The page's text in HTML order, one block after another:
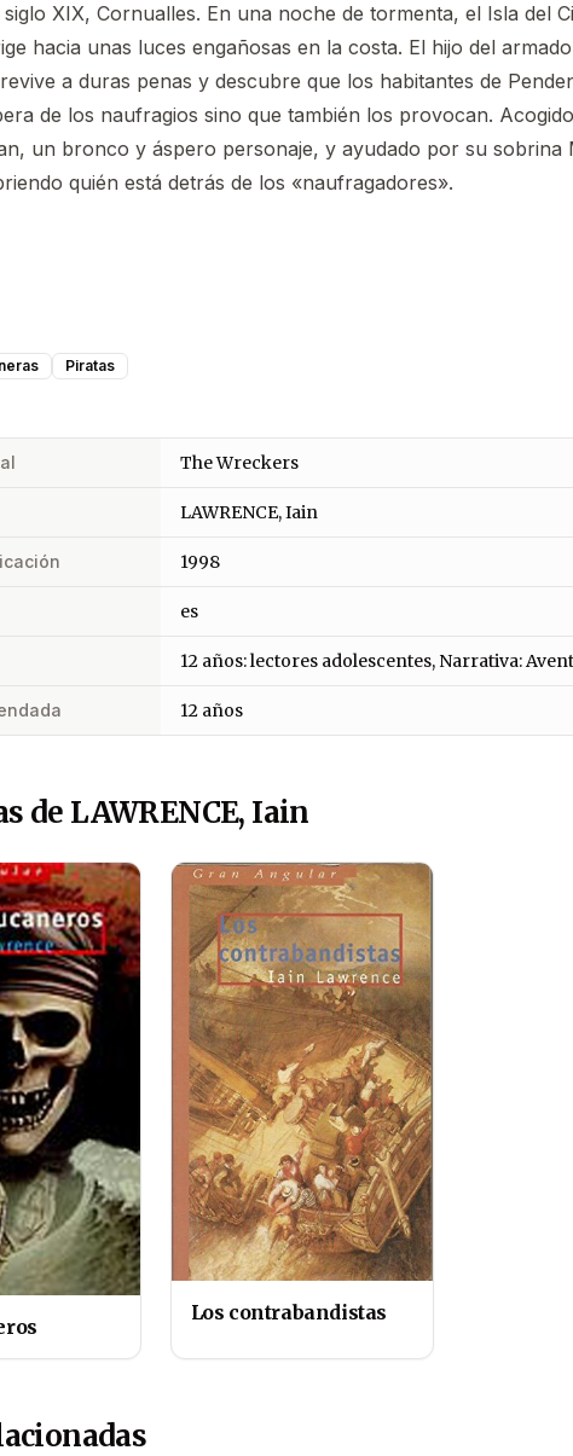
XIX, Cornualles. En una noche de tormenta, el Isla del
hacia unas luces engañosas en la costa. El hijo del
a duras penas y descubre que los habitantes de
de los naufragios sino que también los provocan.
un bronco y áspero personaje, y ayudado por su sobrina
quién está detrás de los «naufragadores».
Piratas
The Wreckers
LAWRENCE, Iain
1998
es
12 años: lectores adolescentes, Narrativa:
12 años
de LAWRENCE, Iain
Los contrabandistas